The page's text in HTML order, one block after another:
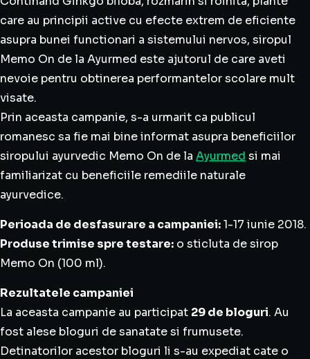
care au principii active cu efecte extrem de eficiente
asupra bunei functionari a sistemului nervos, siropul
Memo On de la Ayurmed este ajutorul de care aveti
nevoie pentru obtinerea performantelor scolare mult
visate.
Prin aceasta campanie, s-a urmarit ca publicul
romanesc sa fie mai bine informat asupra beneficiilor
siropului ayurvedic Memo On de la Ayurmed si mai
familiarizat cu beneficiile remediile naturale
ayurvedice.
Perioada de desfasurare a campaniei:1-17 iunie 2018.
Produse trimise spre testare: o sticluta de sirop
Memo On (100 ml).
Rezultatele campaniei
La aceasta campanie au participat 29de bloguri. Au
fost alese bloguri de sanatate si frumusete.
Detinatorilor acestor bloguri li s-au expediat cate o